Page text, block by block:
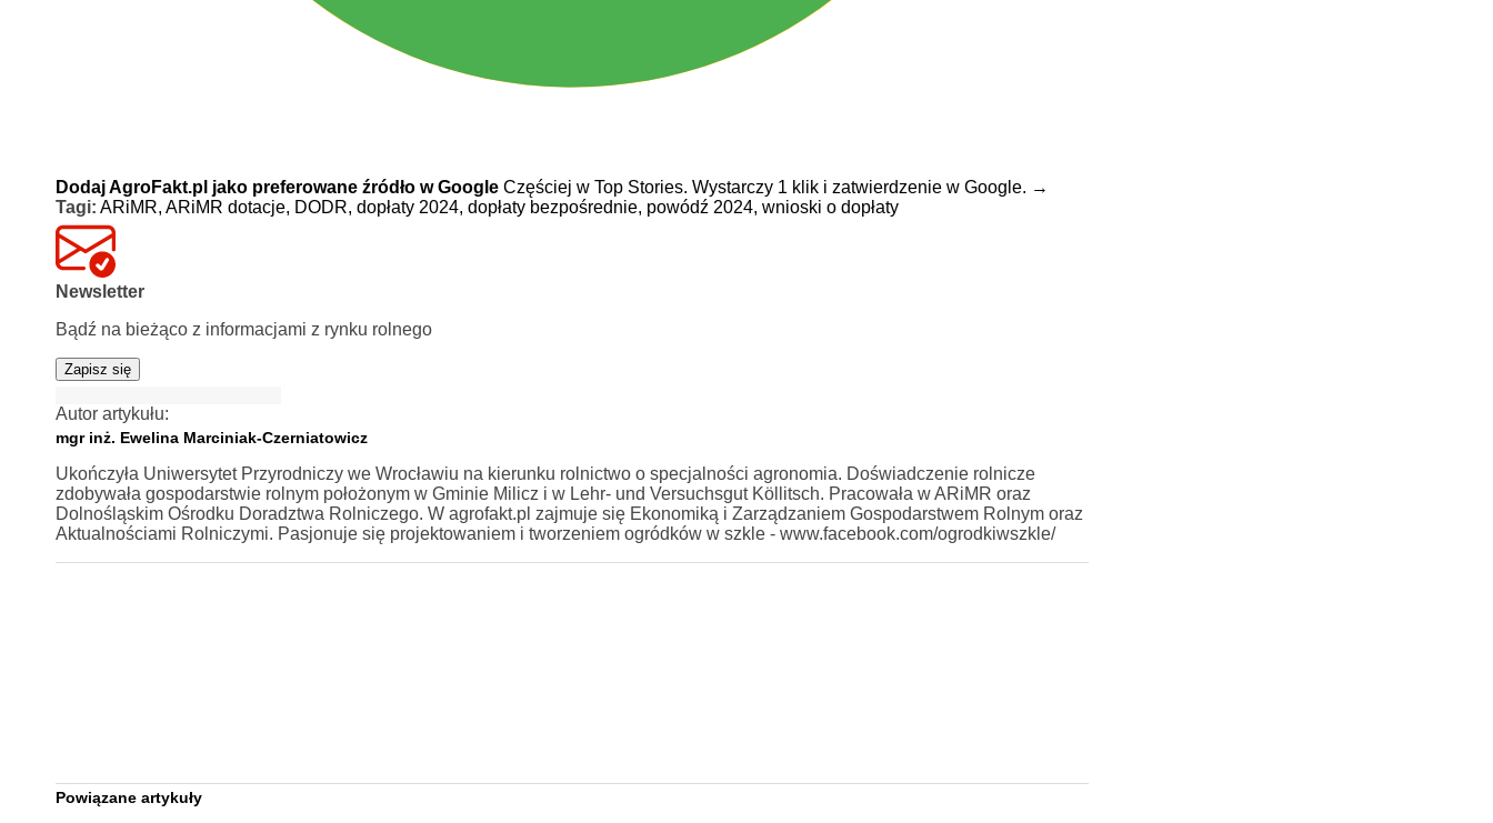
Dodaj AgroFakt.pl jako preferowane źródło w Google Częściej w Top Stories. Wystarczy 1 klik i zatwierdzenie w Google. →
Tagi: ARiMR, ARiMR dotacje, DODR, dopłaty 2024, dopłaty bezpośrednie, powódź 2024, wnioski o dopłaty
Newsletter
Bądź na bieżąco z informacjami z rynku rolnego
Zapisz się
Autor artykułu:
mgr inż. Ewelina Marciniak-Czerniatowicz
Ukończyła Uniwersytet Przyrodniczy we Wrocławiu na kierunku rolnictwo o specjalności agronomia. Doświadczenie rolnicze
zdobywała gospodarstwie rolnym położonym w Gminie Milicz i w Lehr- und Versuchsgut Köllitsch. Pracowała w ARiMR oraz
Dolnośląskim Ośrodku Doradztwa Rolniczego. W agrofakt.pl zajmuje się Ekonomiką i Zarządzaniem Gospodarstwem Rolnym oraz
Aktualnościami Rolniczymi. Pasjonuje się projektowaniem i tworzeniem ogródków w szkle - www.facebook.com/ogrodkiwszkle/
Powiązane artykuły